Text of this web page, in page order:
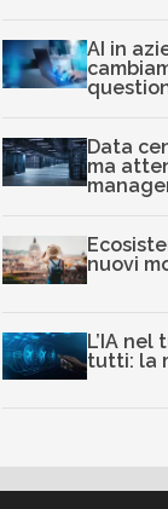
AI in
Data
ma
nuovi
L’IA nel
tutti: la